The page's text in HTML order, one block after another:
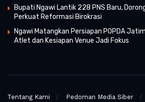
Bupati Ngawi Lantik 228 PNS Baru,
Perkuat Reformasi Birokrasi
Ngawi Matangkan Persiapan POPDA
Atlet dan Kesiapan Venue Jadi Fokus
Tentang Kami Pedoman Media Siber